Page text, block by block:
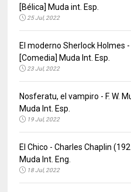
[Bélica] Muda int. Esp.
25 Jul, 2022
El moderno Sherlock Holmes
[Comedia] Muda Int. Esp.
23 Jul, 2022
Nosferatu, el vampiro - F. W.
Muda Int. Esp.
19 Jul, 2022
El Chico - Charles Chaplin
Muda Int. Eng.
18 Jul, 2022